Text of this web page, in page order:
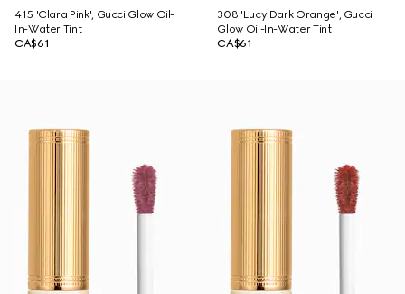
415 'Clara Pink', Gucci Glow Oil-
In-Water Tint
CA$61
308 'Lucy Dark Orange', Gucci
Glow Oil-In-Water Tint
CA$61